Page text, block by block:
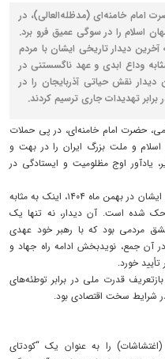
امام خامنه‌ای (مدظله‌العالی)، در
اسلام را در سوگی عمیق فرو برد.
آخرین دیدار تاریخی ایشان با مردم
بهمن ۱۴۰۴، اینک به مثابه وداع ابدی و عهد ناگسستنی در
نقش حیاتی آذربایجان را در
تهدیدات جاری ترسیم کردند.
حضرت امام خامنه‌ای، در پی حملات
اسلام و ملت بزرگ ایران را در بهت و
یادآور اوج مظلومیت و ایستادگی در
آخرین دیدار تاریخی مردم شریف آذربایجان با ایشان در بهمن ماه ۱۴۰۴، اینک به مثابه
حک شده است. آن دیدار، نه تنها یک
مردمی بود که با رهبر خود عهدی
آن جمع، نویدبخش ادامه راه جهاد و
خورد.
قدرت ملی در برابر توطئه‌های
شرایط سخت اقتصادی بود.
را به عنوان یک “کودتای